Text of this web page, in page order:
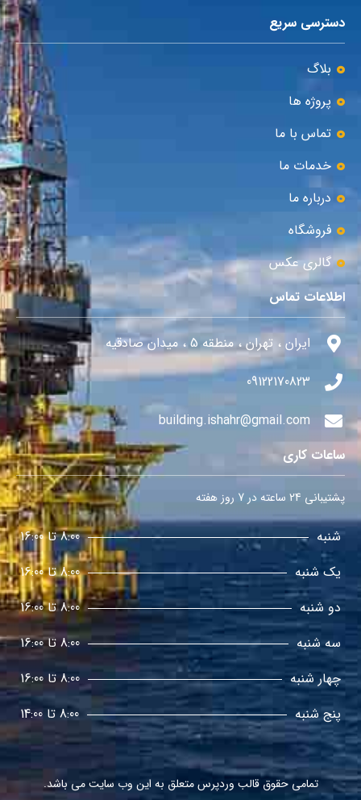
دسترسی سریع
بلاگ
پروژه ها
تماس با ما
خدمات ما
درباره ما
فروشگاه
گالری عکس
اطلاعات تماس
ایران ، تهران ، منطقه 5 ، میدان صادقیه
09122170823
building.ishahr@gmail.com
ساعات کاری
پشتیبانی 24 ساعته در 7 روز هفته
شنبه
8:00 تا 16:00
یک شنبه
8:00 تا 16:00
دو شنبه
8:00 تا 16:00
سه شنبه
8:00 تا 16:00
چهار شنبه
8:00 تا 16:00
پنج شنبه
8:00 تا 14:00
تمامی حقوققالب وردپرسمتعلق به این وب سایت می باشد.